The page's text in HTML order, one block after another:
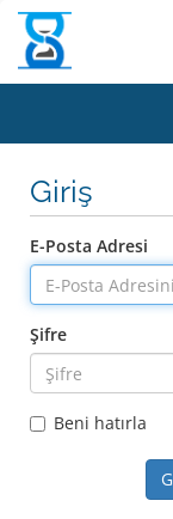
Giriş
E-Posta Adresi
Şifre
Beni hatırla